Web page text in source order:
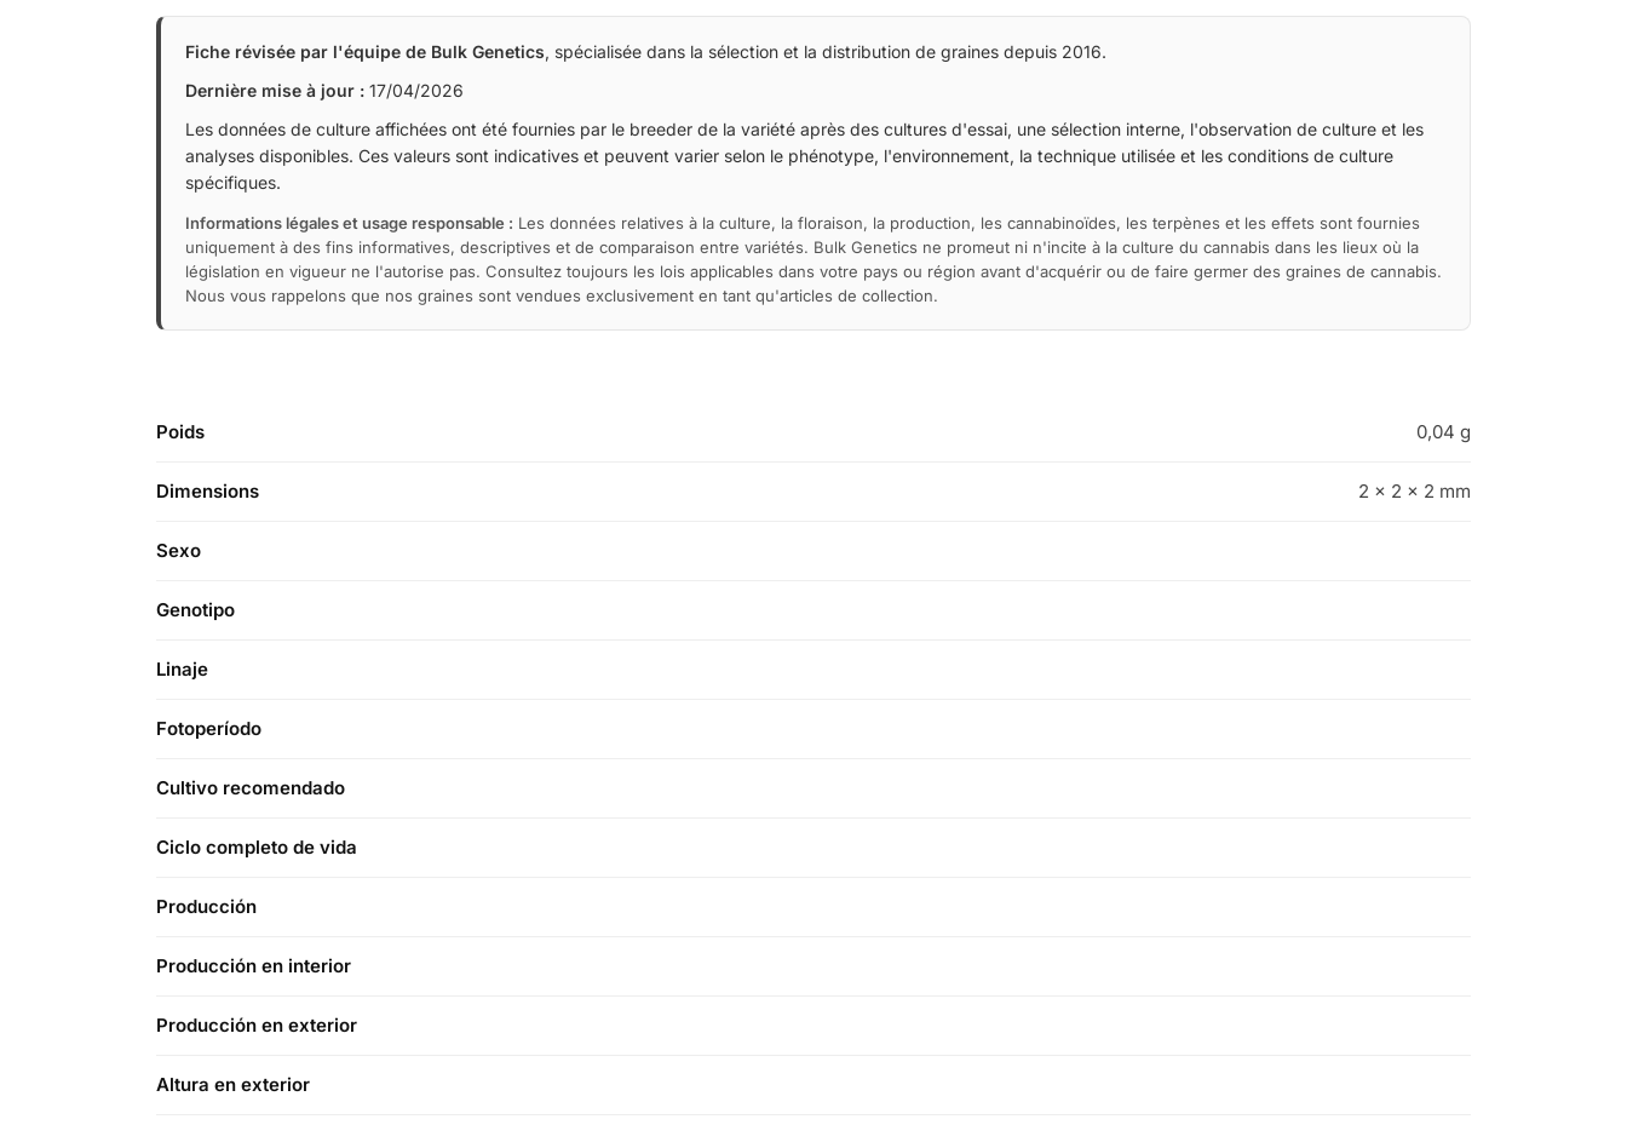
Fiche révisée par l'équipe de Bulk Genetics, spécialisée dans la sélection et la distribution de graines depuis 2016.
Dernière mise à jour :17/04/2026
Les données de culture affichées ont été fournies par le breeder de la variété après des cultures d'essai, une sélection interne, l'observation de culture et les
analyses disponibles. Ces valeurs sont indicatives et peuvent varier selon le phénotype, l'environnement, la technique utilisée et les conditions de culture
spécifiques.
Informations légales et usage responsable : Les données relatives à la culture, la floraison, la production, les cannabinoïdes, les terpènes et les effets sont fournies
uniquement à des fins informatives, descriptives et de comparaison entre variétés. Bulk Genetics ne promeut ni n'incite à la culture du cannabis dans les lieux où la
législation en vigueur ne l'autorise pas. Consultez toujours les lois applicables dans votre pays ou région avant d'acquérir ou de faire germer des graines de cannabis.
Nous vous rappelons que nos graines sont vendues exclusivement en tant qu'articles de collection.
Poids 0,04 g
Dimensions 2 × 2 × 2 mm
Sexo
Genotipo
Linaje
Fotoperíodo
Cultivo recomendado
Ciclo completo de vida
Producción
Producción en interior
Producción en exterior
Altura en exterior